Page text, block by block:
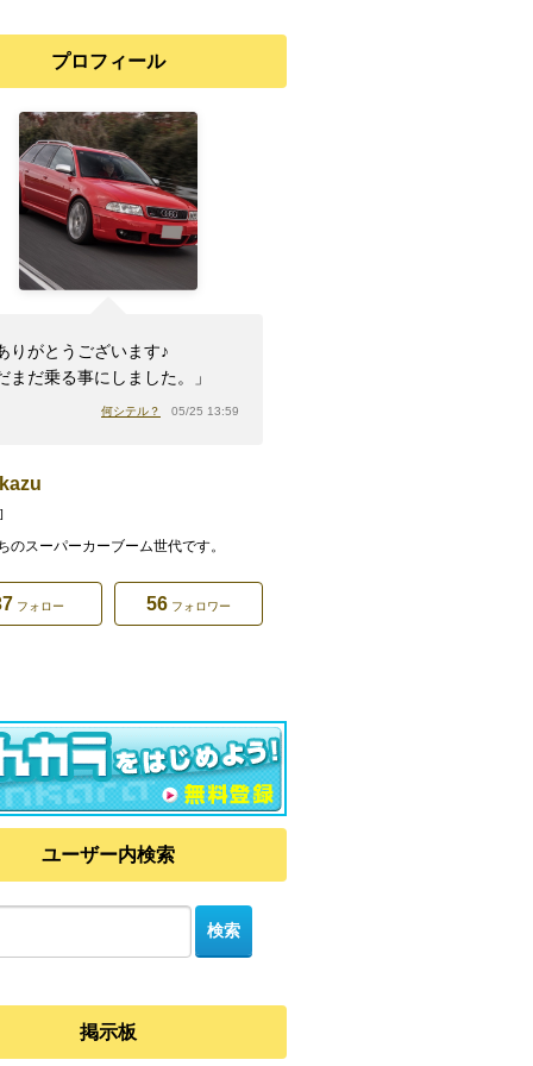
プロフィール
りがとうございます♪
まだ乗る事にしました。」
何シテル？ 05/25 13:59
のスーパーカーブーム世代です。
フォロー 56 フォロワー
ユーザー内検索
掲示板